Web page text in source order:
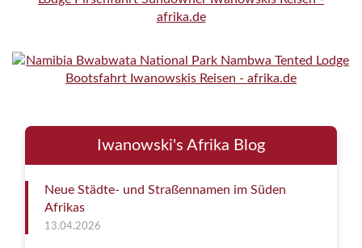
Iwanowski's Afrika Blog
Neue Städte- und Straßennamen im Süden
Afrikas
13.04.2026